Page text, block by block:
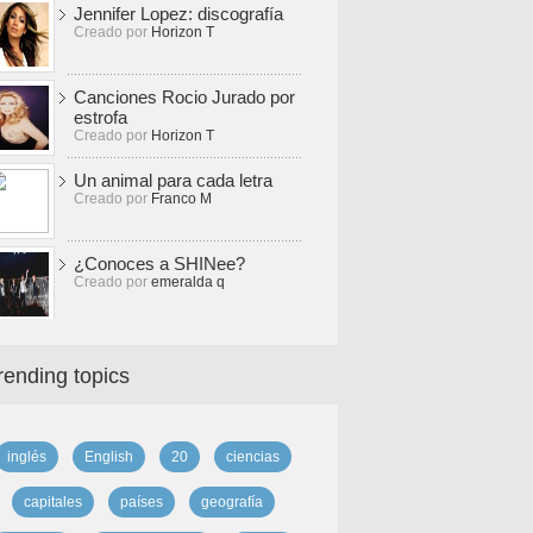
Jennifer Lopez: discografía
Creado por Horizon T
Canciones Rocio Jurado por
estrofa
Creado por Horizon T
Un animal para cada letra
Creado por Franco M
¿Conoces a SHINee?
Creado por emeralda q
topics
inglés English 20 ciencias
capitales países geografía